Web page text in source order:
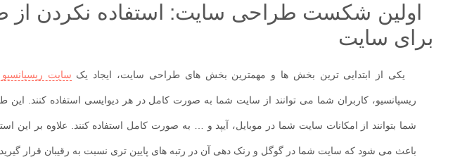
اولین شکست طراحی سایت: استفاده نکردن از
برای سایت
یکی از ابتدایی ترین بخش ها و مهمترین بخش های طراحی سایت، ایجاد یک سایت ریسپانسیو
ریسپانسیو، کاربران شما می توانند از سایت شما به صورت کامل در هر دیوایسی استفاده کنند.
شما بتوانند از امکانات سایت شما در موبایل، آیپد و … به صورت کامل استفاده کنند. علاوه بر این
باعث می شود که سایت شما در گوگل و رنک دهی آن در رتبه های پایین تری نسبت به رقیبان قرار گیرید.